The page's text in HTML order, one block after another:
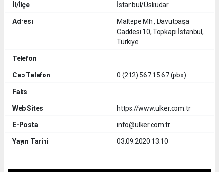
İl/İlçe İstanbul/Üsküdar
Adresi
Maltepe Mh., Davutpaşa
Caddesi 10, Topkapı İstanbul,
Türkiye
Telefon
Cep Telefon 0 (212) 567 15 67 (pbx)
Faks
Web Sitesi https://www.ulker.com.tr
E-Posta info@ulker.com.tr
Yayın Tarihi 03.09.2020 13:10